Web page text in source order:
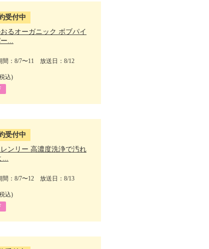
受付中
るオーガニック ボブパイ
...
間：8/7〜11 放送日：8/12
込)
受付中
ンリー 高濃度洗浄で汚れ
...
間：8/7〜12 放送日：8/13
込)